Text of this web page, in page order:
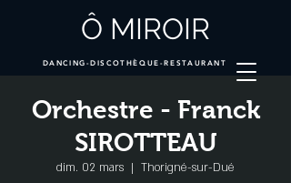
Ô MIROIR
DANCING-DISCOTHÈQUE-RESTAURANT
Orchestre - Franck
SIROTTEAU
dim. 02 mars
  |
Thorigné-sur-Dué